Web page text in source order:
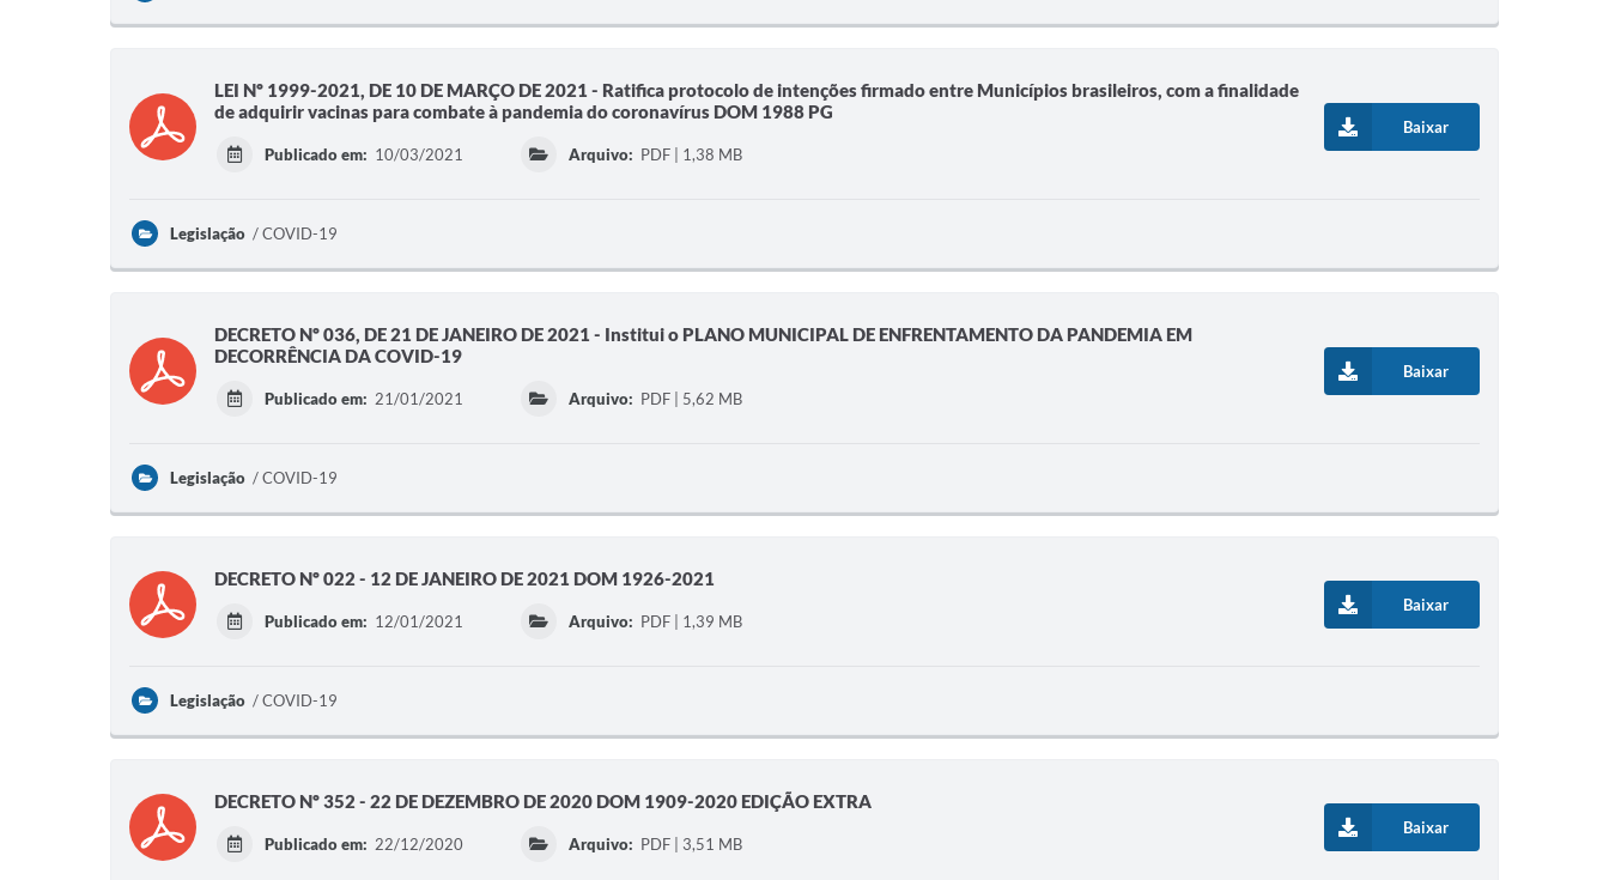
LEI Nº 1999-2021, DE 10 DE MARÇO DE 2021 - Ratifica protocolo de intenções firmado entre Municípios brasileiros, com a finalidade
de adquirir vacinas para combate à pandemia do coronavírus DOM 1988 PG
Publicado em: 10/03/2021 Arquivo: PDF | 1,38 MB
Baixar
Legislação COVID-19
DECRETO Nº 036, DE 21 DE JANEIRO DE 2021 - Institui o PLANO MUNICIPAL DE ENFRENTAMENTO DA PANDEMIA EM
DECORRÊNCIA DA COVID-19
Publicado em: 21/01/2021 Arquivo: PDF | 5,62 MB
Baixar
Legislação COVID-19
DECRETO Nº 022 - 12 DE JANEIRO DE 2021 DOM 1926-2021
Publicado em: 12/01/2021 Arquivo: PDF | 1,39 MB
Baixar
Legislação COVID-19
DECRETO Nº 352 - 22 DE DEZEMBRO DE 2020 DOM 1909-2020 EDIÇÃO EXTRA
Publicado em: 22/12/2020 Arquivo: PDF | 3,51 MB
Baixar